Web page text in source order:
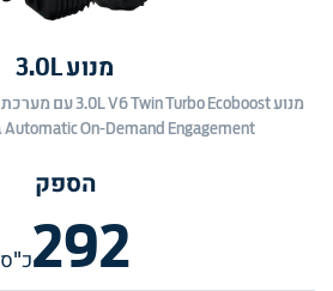
מנוע 3.0L
Automatic On-Demand Engagement ברמת גימור Raptor
הספק
292כ"ס